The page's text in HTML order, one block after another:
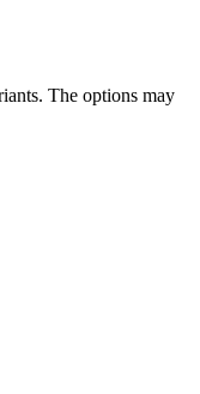
The options may